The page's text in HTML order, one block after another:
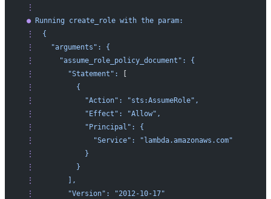
⋮
● Running create_role with the param:
⋮
  {
⋮
    "arguments":
{
⋮
      "assume_role_policy_document":
{
⋮
        "Statement":
⋮
          {
⋮
            "Action":
"sts:AssumeRole",
⋮
            "Effect":
"Allow",
⋮
            "Principal":
{
⋮
              "Service":
"lambda.amazonaws.com"
⋮
            }
⋮
          }
⋮
        ],
⋮
        "Version":
"2012-10-17"